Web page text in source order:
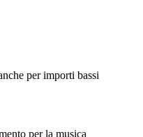
per importi bassi
per la musica